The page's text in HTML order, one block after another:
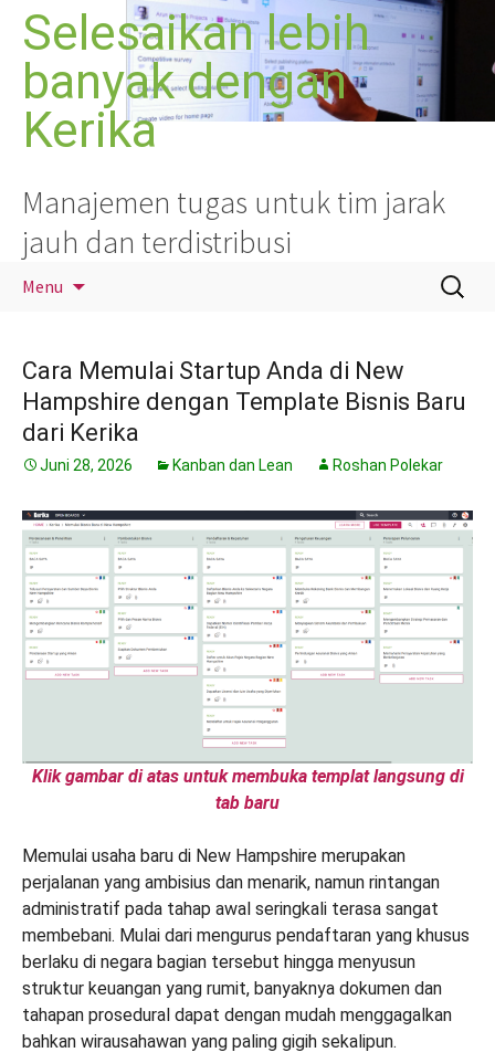
Langsung
Selesaikan lebih
banyak dengan
Kerika
Manajemen tugas untuk tim jarak
jauh dan terdistribusi
Menu
Cari
untuk:
Cara Memulai Startup Anda di New
Hampshire dengan Template Bisnis Baru
dari Kerika
Juni 28, 2026 Kanban dan Lean Roshan Polekar
Klik gambar di atas untuk membuka templat langsung di
tab baru
Memulai usaha baru di New Hampshire merupakan
perjalanan yang ambisius dan menarik, namun rintangan
administratif pada tahap awal seringkali terasa sangat
membebani. Mulai dari mengurus pendaftaran yang khusus
berlaku di negara bagian tersebut hingga menyusun
struktur keuangan yang rumit, banyaknya dokumen dan
tahapan prosedural dapat dengan mudah menggagalkan
bahkan wirausahawan yang paling gigih sekalipun.